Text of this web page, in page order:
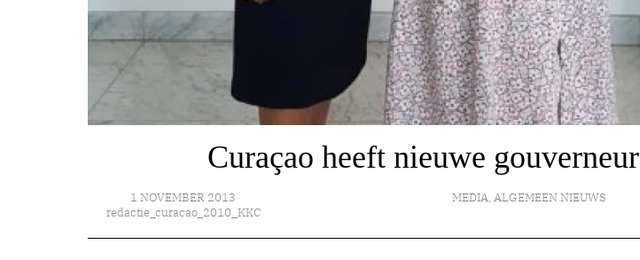
Curaçao heeft nieuwe gouverneur
1 NOVEMBER 2013
redactie_curacao_2010_KKC
MEDIA, ALGEMEEN NIEUWS